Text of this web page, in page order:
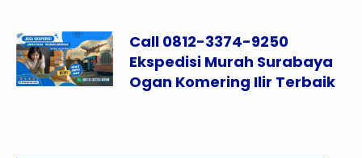
Call 0812-3374-9250
Ekspedisi Murah Surabaya
Ogan Komering Ilir Terbaik